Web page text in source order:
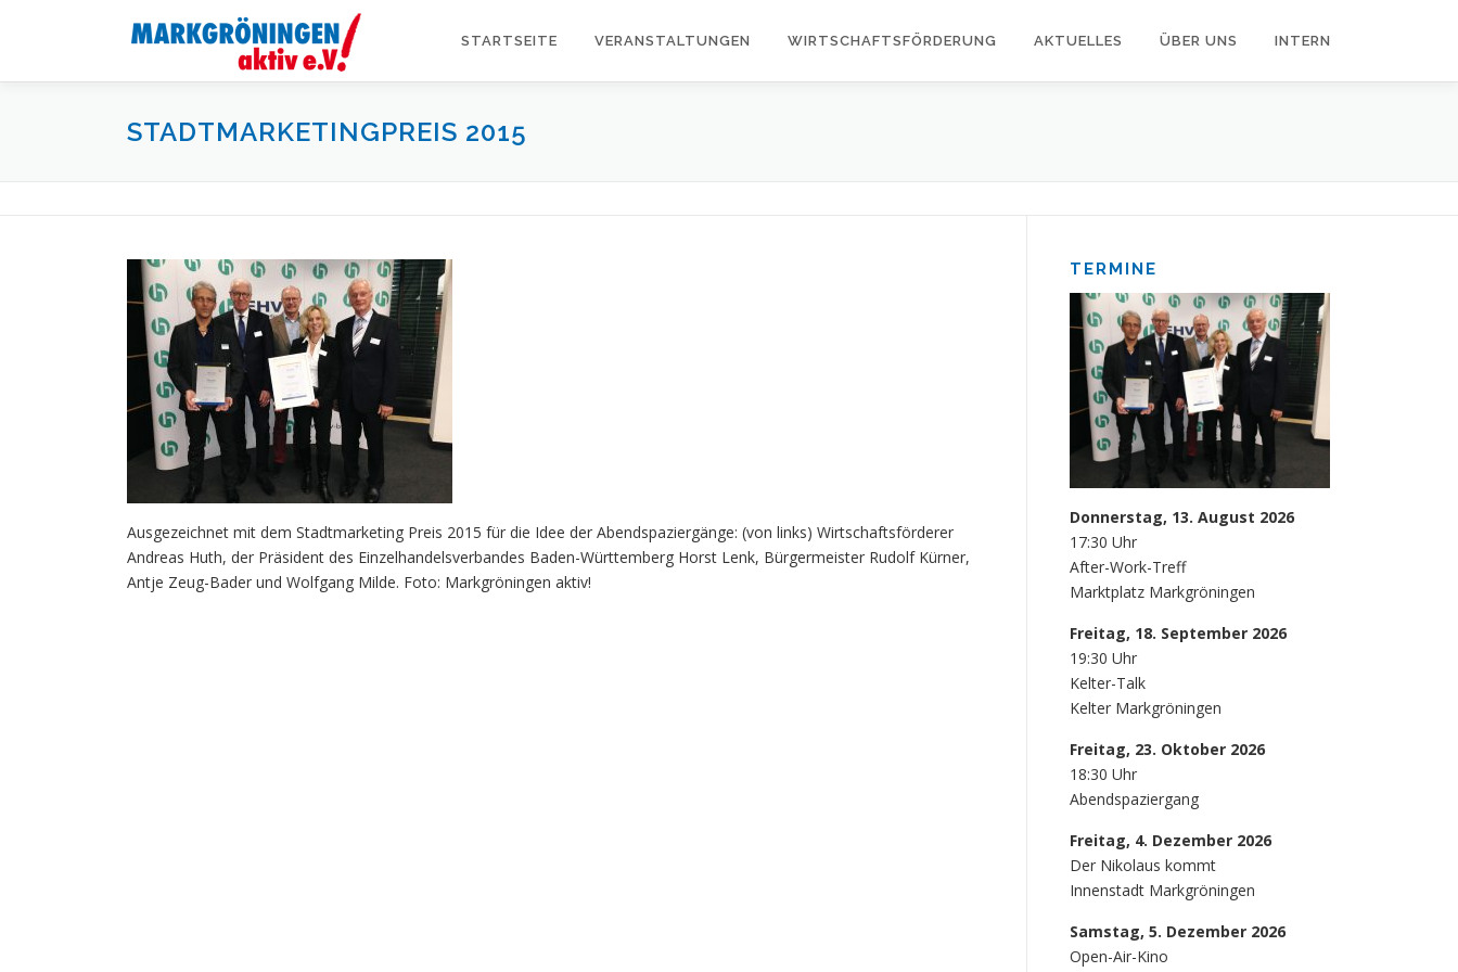
STARTSEITE VERANSTALTUNGEN WIRTSCHAFTSFÖRDERUNG AKTUELLES ÜBER UNS INTERN
STADTMARKETINGPREIS 2015
Ausgezeichnet mit dem Stadtmarketing Preis 2015 für die Idee der Abendspaziergänge: (von links) Wirtschaftsförderer
Andreas Huth, der Präsident des Einzelhandelsverbandes Baden-Württemberg Horst Lenk, Bürgermeister Rudolf Kürner,
Antje Zeug-Bader und Wolfgang Milde. Foto: Markgröningen aktiv!
TERMINE
Donnerstag, 13. August 2026
17:30 Uhr
After-Work-Treff
Marktplatz Markgröningen
Freitag, 18. September 2026
19:30 Uhr
Kelter-Talk
Kelter Markgröningen
Freitag, 23. Oktober 2026
18:30 Uhr
Abendspaziergang
Freitag, 4. Dezember 2026
Der Nikolaus kommt
Innenstadt Markgröningen
Samstag, 5. Dezember 2026
Open-Air-Kino